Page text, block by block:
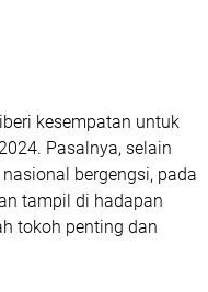
kesempatan untuk
Pasalnya, selain
bergengsi, pada
tampil di hadapan
tokoh penting dan